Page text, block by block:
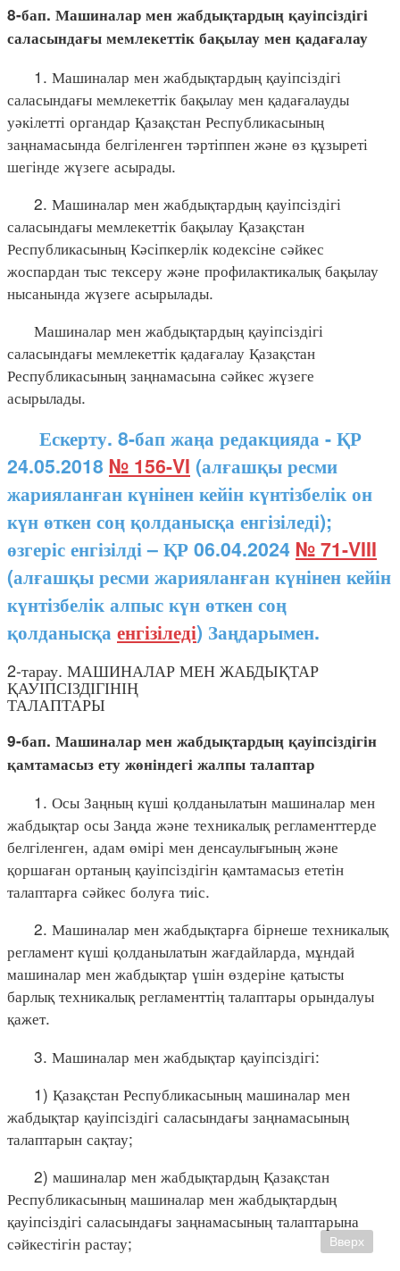
8-бап. Машиналар мен жабдықтардың қауіпсіздігі
саласындағы мемлекеттік бақылау мен қадағалау
1. Машиналар мен жабдықтардың қауіпсіздігі
саласындағы мемлекеттік бақылау мен қадағалауды
уәкілетті органдар Қазақстан Республикасының
заңнамасында белгіленген тәртіппен және өз құзыреті
шегінде жүзеге асырады.
2. Машиналар мен жабдықтардың қауіпсіздігі
саласындағы мемлекеттік бақылау Қазақстан
Республикасының Кәсіпкерлік кодексіне сәйкес
жоспардан тыс тексеру және профилактикалық бақылау
нысанында жүзеге асырылады.
Машиналар мен жабдықтардың қауіпсіздігі
саласындағы мемлекеттік қадағалау Қазақстан
Республикасының заңнамасына сәйкес жүзеге
асырылады.
Ескерту. 8-бап жаңа редакцияда - ҚР
24.05.2018 № 156-VI (алғашқы ресми
жарияланған күнінен кейін күнтізбелік он
күн өткен соң қолданысқа енгізіледі);
өзгеріс енгізілді – ҚР 06.04.2024 № 71-VIII
(алғашқы ресми жарияланған күнінен кейін
күнтізбелік алпыс күн өткен соң
қолданысқа енгізіледі) Заңдарымен.
2-тарау. МАШИНАЛАР МЕН ЖАБДЫҚТАР
ҚАУІПСІЗДІГІНІҢ
ТАЛАПТАРЫ
9-бап. Машиналар мен жабдықтардың қауіпсіздігін
қамтамасыз ету жөніндегі жалпы талаптар
1. Осы Заңның күші қолданылатын машиналар мен
жабдықтар осы Заңда және техникалық регламенттерде
белгіленген, адам өмірі мен денсаулығының және
қоршаған ортаның қауіпсіздігін қамтамасыз ететін
талаптарға сәйкес болуға тиіс.
2. Машиналар мен жабдықтарға бірнеше техникалық
регламент күші қолданылатын жағдайларда, мұндай
машиналар мен жабдықтар үшін өздеріне қатысты
барлық техникалық регламенттің талаптары орындалуы
қажет.
3. Машиналар мен жабдықтар қауіпсіздігі:
1) Қазақстан Республикасының машиналар мен
жабдықтар қауіпсіздігі саласындағы заңнамасының
талаптарын сақтау;
2) машиналар мен жабдықтардың Қазақстан
Республикасының машиналар мен жабдықтардың
қауіпсіздігі саласындағы заңнамасының талаптарына
сәйкестігін растау;
Вверх